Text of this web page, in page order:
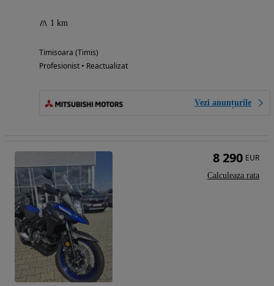
1 km
Timisoara (Timis)
Profesionist • Reactualizat
Vezi anunțurile
8 290 EUR
Calculeaza rata